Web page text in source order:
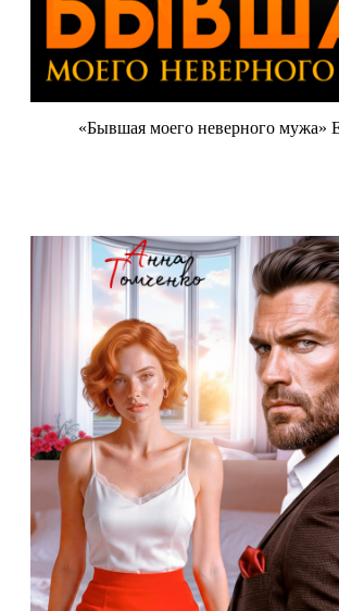
«Бывшая моего неверного мужа»